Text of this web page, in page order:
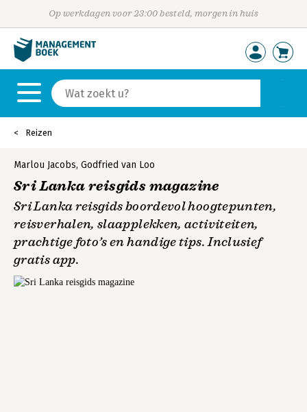
Op werkdagen voor 23:00 besteld, morgen in huis
Reizen
Marlou Jacobs, Godfried van Loo
Sri Lanka reisgids magazine
Sri Lanka reisgids boordevol hoogtepunten,
reisverhalen, slaapplekken, activiteiten,
prachtige foto’s en handige tips. Inclusief
gratis app.